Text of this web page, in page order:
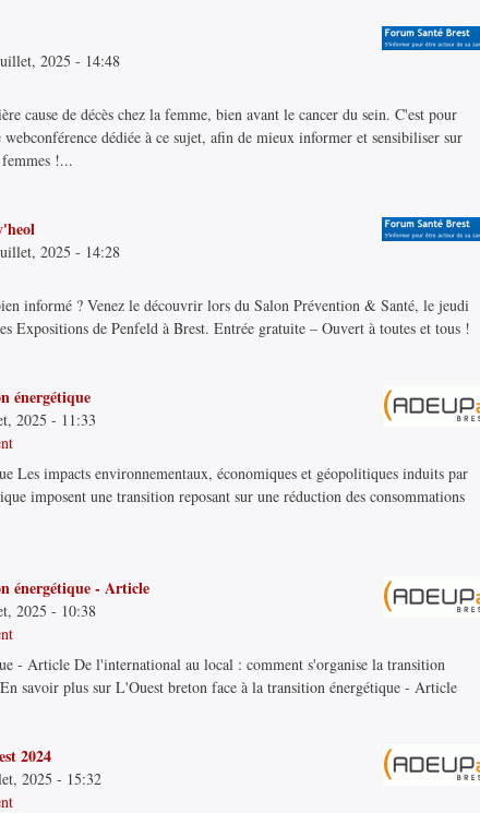
2025 - 14:48
cause de décès chez la femme, bien avant le cancer du sein. C'est pour
dédiée à ce sujet, afin de mieux informer et sensibiliser sur
!...
2025 - 14:28
informé ? Venez le découvrir lors du Salon Prévention & Santé, le jeudi
Expositions de Penfeld à Brest. Entrée gratuite – Ouvert à toutes et tous !
énergétique
2025 - 11:33
Les impacts environnementaux, économiques et géopolitiques induits par
imposent une transition reposant sur une réduction des consommations
énergétique - Article
2025 - 10:38
- Article De l'international au local : comment s'organise la transition
savoir plus sur L'Ouest breton face à la transition énergétique - Article
2024
2025 - 15:32